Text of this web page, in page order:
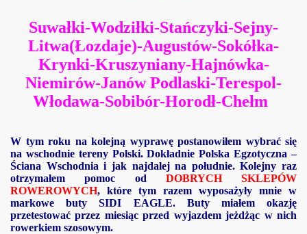
Suwałki-Wodziłki-Stańczyki-Sejny-
Litwa(Łozdaje)-Augustów-Sokółka-
Krynki-Kruszyniany-Hajnówka-
Niemirów-Janów Podlaski-Terespol-
Włodawa-Sobibór-Horodł-Chełm
W tym roku na kolejną wyprawę postanowiłem wybrać się
na wschodnie tereny Polski. Dokładnie Polska Egzotyczna –
Ściana Wschodnia i jak najdalej na południe. Kolejny raz
otrzymałem pomoc od DOBRYCH SKLEPÓW
ROWEROWYCH, które tym razem wyposażyły mnie w
markowe buty SIDI EAGLE. Buty miałem okazję
przetestować przez miesiąc przed wyjazdem jeżdżąc w nich
rowerkiem szosowym.
WSCHODNIA 2010